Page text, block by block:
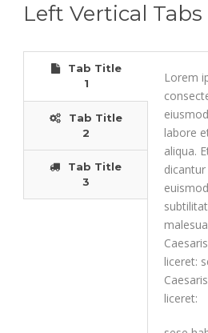
Left Vertical Tabs
Tab Title
1
Tab Title
2
Tab Title
3
Lorem
labore
aliqua.
liceret:
liceret: